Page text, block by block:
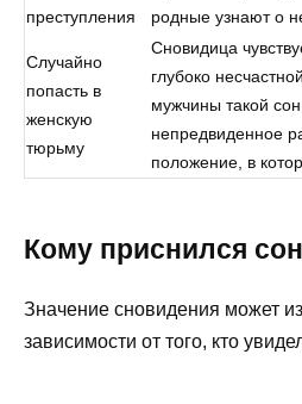
преступления
родные узнают о
Случайно
попасть в
женскую
тюрьму
Сновидица
глубоко
мужчины такой
непредвиденное
положение, в
Кому приснился сон
Значение сновидения может
зависимости от того, кто